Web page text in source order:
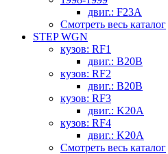
двиг.: F23A
Смотреть весь каталог
STEP WGN
кузов: RF1
двиг.: B20B
кузов: RF2
двиг.: B20B
кузов: RF3
двиг.: K20A
кузов: RF4
двиг.: K20A
Смотреть весь каталог